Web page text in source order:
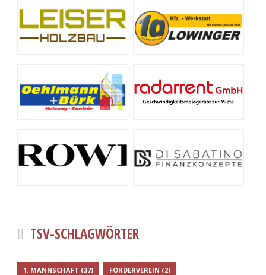
TSV-SCHLAGWÖRTER
1. MANNSCHAFT (37) FÖRDERVEREIN (2)